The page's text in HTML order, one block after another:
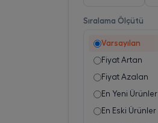
Sıralama Ölçütü
Varsayılan
Fiyat Artan
Fiyat Azalan
En Yeni Ürünler
En Eski Ürünler